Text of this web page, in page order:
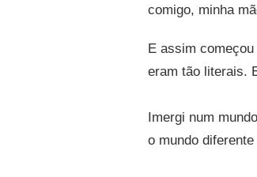
comigo, minha
E assim
eram tão literais.
Imergi num
o mundo